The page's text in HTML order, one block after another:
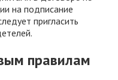
на подписание
пригласить
правилам